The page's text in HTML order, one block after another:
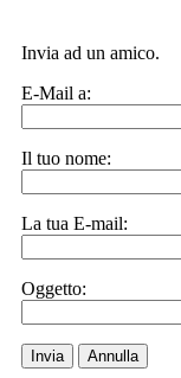
Invia ad un amico.
E-Mail a:
Il tuo nome:
La tua E-mail:
Oggetto:
Invia Annulla